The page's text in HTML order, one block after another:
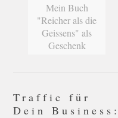
Mein Buch
"Reicher als die
Geissens" als
Geschenk
Traffic für
Dein Business: